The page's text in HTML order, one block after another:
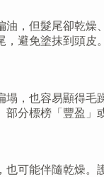
，但髮尾卻乾
避免塗抹到頭皮
，也容易顯得
分標榜「豐盈」
可能伴隨乾燥